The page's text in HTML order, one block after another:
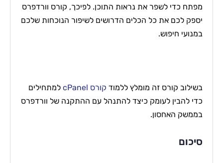
מפתח כדי לשפר את נראות התוכן. לפיכך, קורס וורדפרס
יספק לכם את כל הכלים הדרושים לשיפור הנוכחות שלכם
במנועי חיפוש.
בשילוב קורס זה מומלץ ללמוד קורס cPanel
למתחילים
כדי להבין לעומק כיצד להתנהל עם ההתקנה של וורדפרס
בממשק האחסון.
סיכום